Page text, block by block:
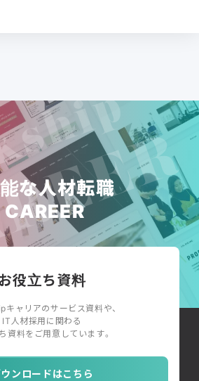
な人材転職
役立ち資料
キャリアのサービス資料や、
IT人材採用に関わる
資料をご用意しています。
ンロードはこちら